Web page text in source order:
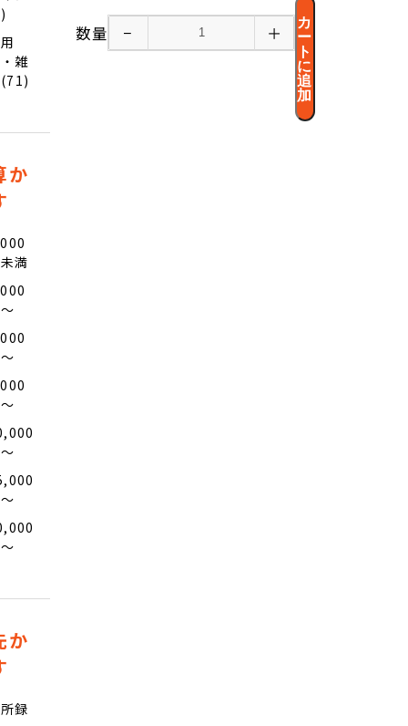
雑
か
満
か
録
数量 − ＋
カ
ー
ト
に
追
加